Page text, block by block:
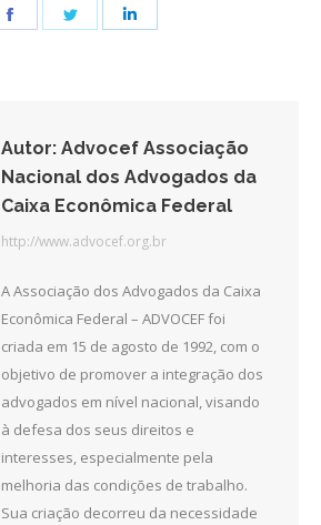
Share
Share
Autor: Advocef Associação
Nacional dos Advogados da
Caixa Econômica Federal
http://www.advocef.org.br
A Associação dos Advogados da Caixa
Econômica Federal – ADVOCEF foi
criada em 15 de agosto de 1992, com o
objetivo de promover a integração dos
advogados em nível nacional, visando
à defesa dos seus direitos e
interesses, especialmente pela
melhoria das condições de trabalho.
Sua criação decorreu da necessidade